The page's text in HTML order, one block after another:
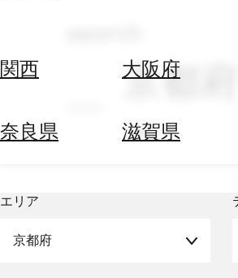
関西 大阪府
奈良県 滋賀県
京都
ー
エリア
京都府